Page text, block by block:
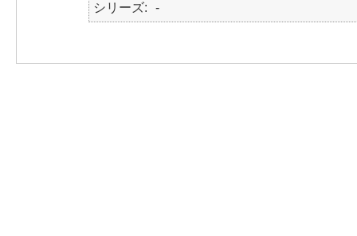
シリーズ -